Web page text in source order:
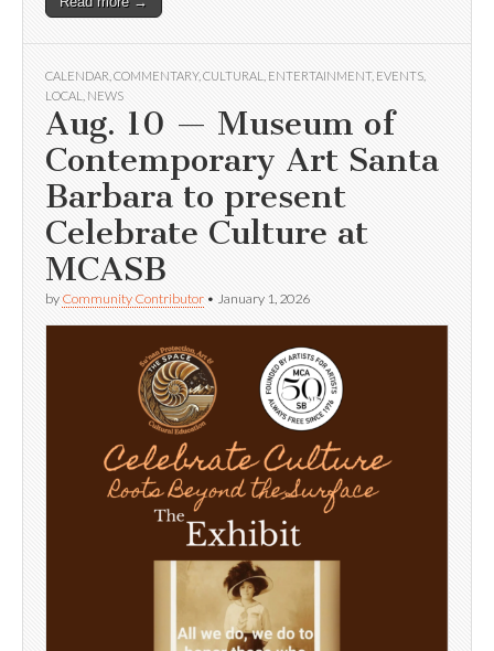
CALENDAR COMMENTARY, CULTURAL ENTERTAINMENT, EVENTS
LOCAL
NEWS
Aug. 10 — Museum of
Contemporary Art Santa
Barbara to present
Celebrate Culture at
MCASB
by Community Contributor • January 1, 2026